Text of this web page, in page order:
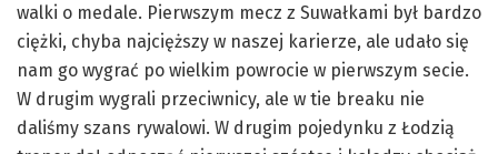
walki o medale. Pierwszym mecz z Suwałkami był bardzo
ciężki, chyba najcięższy w naszej karierze, ale udało się
nam go wygrać po wielkim powrocie w pierwszym secie.
W drugim wygrali przeciwnicy, ale w tie breaku nie
daliśmy szans rywalowi. W drugim pojedynku z Łodzią